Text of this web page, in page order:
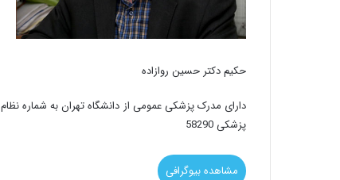
حکیم دکتر حسین روازاده
دارای مدرک پزشکی عمومی از دانشگاه تهران به شماره نظام
پزشکی 58290
مشاهده بیوگرافی